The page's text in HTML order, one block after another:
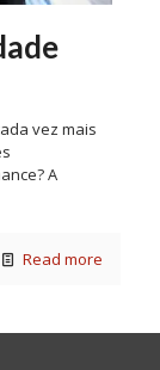
vez mais
A
Read more